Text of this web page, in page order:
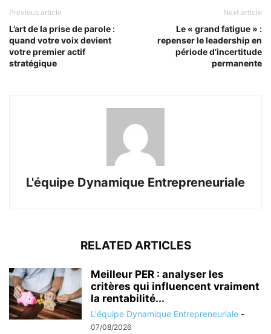
Previous article
L’art de la prise de parole :
quand votre voix devient
votre premier actif
stratégique
Next article
Le « grand fatigue » :
repenser le leadership en
période d’incertitude
permanente
L'équipe Dynamique Entrepreneuriale
RELATED ARTICLES
Meilleur PER : analyser les
critères qui influencent vraiment
la rentabilité...
L'équipe Dynamique Entrepreneuriale -
07/08/2026